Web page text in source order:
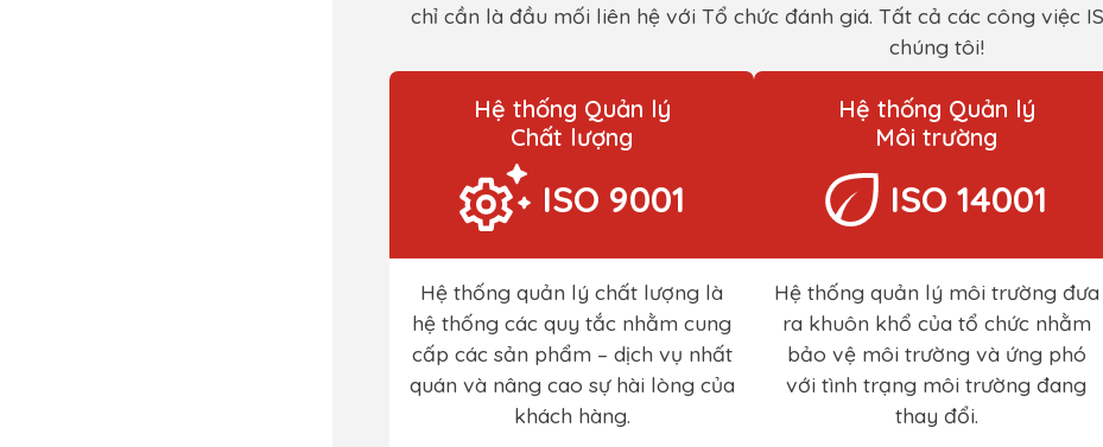
chỉ cần là đầu mối liên hệ với Tổ chức đánh giá. Tất cả các công việc
chúng tôi!
Hệ thống Quản lý
Chất lượng
ISO 9001
Hệ thống quản lý chất lượng là
hệ thống các quy tắc nhằm cung
cấp các sản phẩm – dịch vụ nhất
quán và nâng cao sự hài lòng của
khách hàng.
Hệ thống Quản lý
Môi trường
ISO 14001
Hệ thống quản lý môi trường đưa
ra khuôn khổ của tổ chức nhằm
bảo vệ môi trường và ứng phó
với tình trạng môi trường đang
thay đổi.